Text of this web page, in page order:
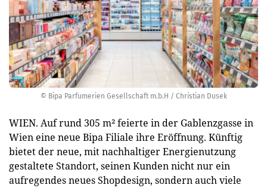
© Bipa Parfumerien Gesellschaft m.b.H / Christian Dusek
WIEN. Auf rund 305 m² feierte in der Gablenzgasse in
Wien eine neue Bipa Filiale ihre Eröffnung. Künftig
bietet der neue, mit nachhaltiger Energienutzung
gestaltete Standort, seinen Kunden nicht nur ein
aufregendes neues Shopdesign, sondern auch viele